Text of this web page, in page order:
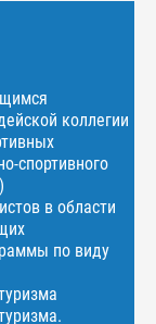
коллегии
спортивного
в области
по виду